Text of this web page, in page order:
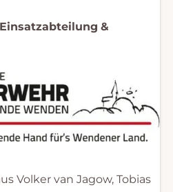
&
Volker van Jagow, Tobias